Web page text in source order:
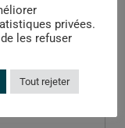
privées.
les refuser
Tout rejeter